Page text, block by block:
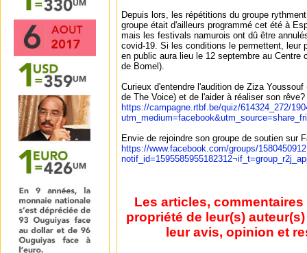
Depuis lors, les répétitions du groupe
groupe était d'ailleurs programmé cet été à
mais les festivals namurois ont dû être
covid-19. Si les conditions le permettent, leur
en public aura lieu le 12 septembre au Centre
de Bomel).
Curieux d'entendre l'audition de Ziza
de The Voice) et de l'aider à réaliser son rêve?
https://campagne.rtbf.be/quiz/614324_272/
Envie de rejoindre son groupe de soutien sur
https://www.facebook.com/groups/
Les articles,
propriété de leur(s)
leur avis, opinion et